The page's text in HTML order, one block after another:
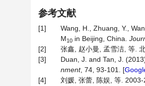
参考文献
[1] Wang, H., Zhuang, Y.,
M10 in Beijing, China.
[2]
张鑫, 赵小曼, 孟雪洁, 等.
[3]
Duan, J. and Tan, J.
nment, 74, 93-101. [
[4]
刘媛, 张蕾, 陈娱, 等.